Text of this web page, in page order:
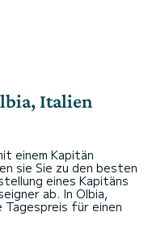
Italien
einem Kapitän
sie Sie zu den besten
eines Kapitäns
ab. In Olbia,
für einen